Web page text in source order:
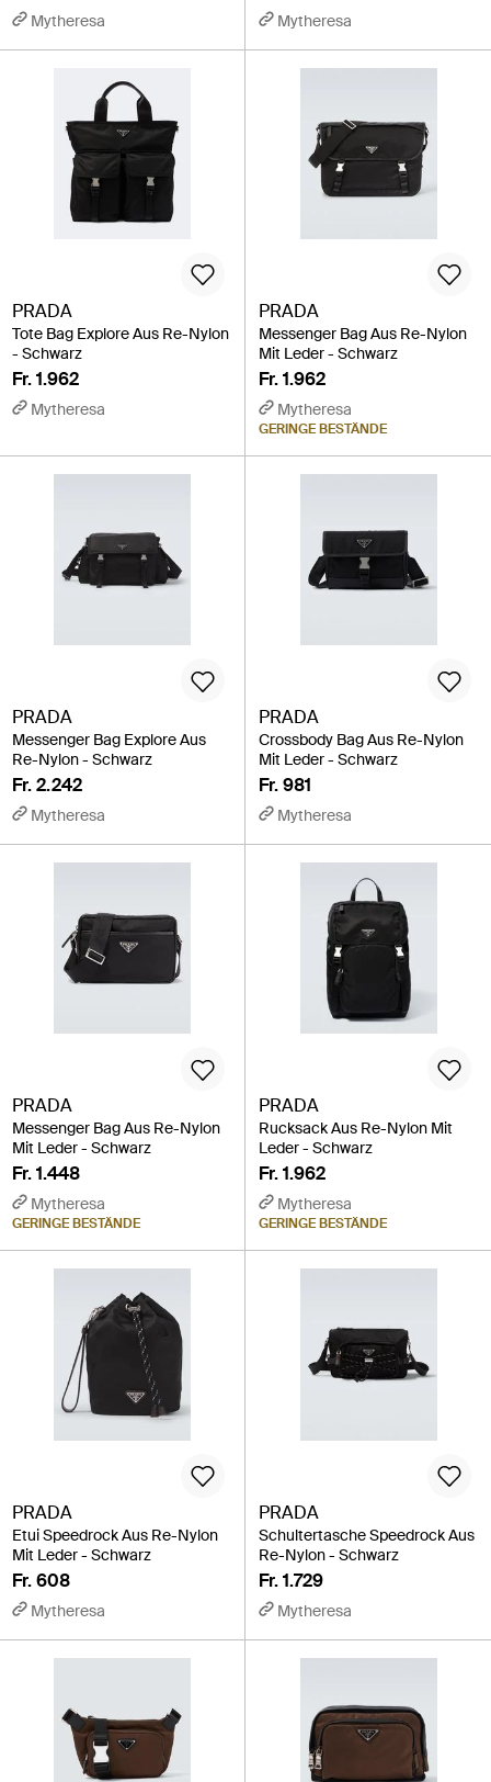
Mytheresa Mytheresa
PRADA
Tote Bag Explore Aus Re-Nylon
- Schwarz
Fr. 1.962
Mytheresa
PRADA
Messenger Bag Aus Re-Nylon
Mit Leder - Schwarz
Fr. 1.962
Mytheresa
GERINGE BESTÄNDE
PRADA
Messenger Bag Explore Aus
Re-Nylon - Schwarz
Fr. 2.242
Mytheresa
PRADA
Crossbody Bag Aus Re-Nylon
Mit Leder - Schwarz
Fr. 981
Mytheresa
PRADA
Messenger Bag Aus Re-Nylon
Mit Leder - Schwarz
Fr. 1.448
Mytheresa
GERINGE BESTÄNDE
PRADA
Rucksack Aus Re-Nylon Mit
Leder - Schwarz
Fr. 1.962
Mytheresa
GERINGE BESTÄNDE
PRADA
Etui Speedrock Aus Re-Nylon
Mit Leder - Schwarz
Fr. 608
Mytheresa
PRADA
Schultertasche Speedrock Aus
Re-Nylon - Schwarz
Fr. 1.729
Mytheresa